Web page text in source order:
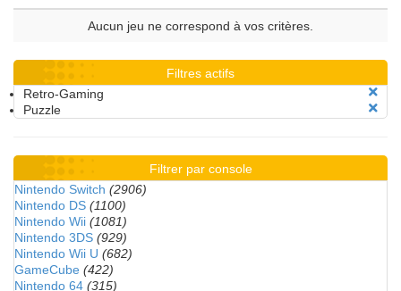
Aucun jeu ne correspond à vos critères.
Filtres actifs
Retro-Gaming
Puzzle
Filtrer par console
Nintendo Switch (2906)
Nintendo DS (1100)
Nintendo Wii (1081)
Nintendo 3DS (929)
Nintendo Wii U (682)
GameCube (422)
Nintendo 64 (315)